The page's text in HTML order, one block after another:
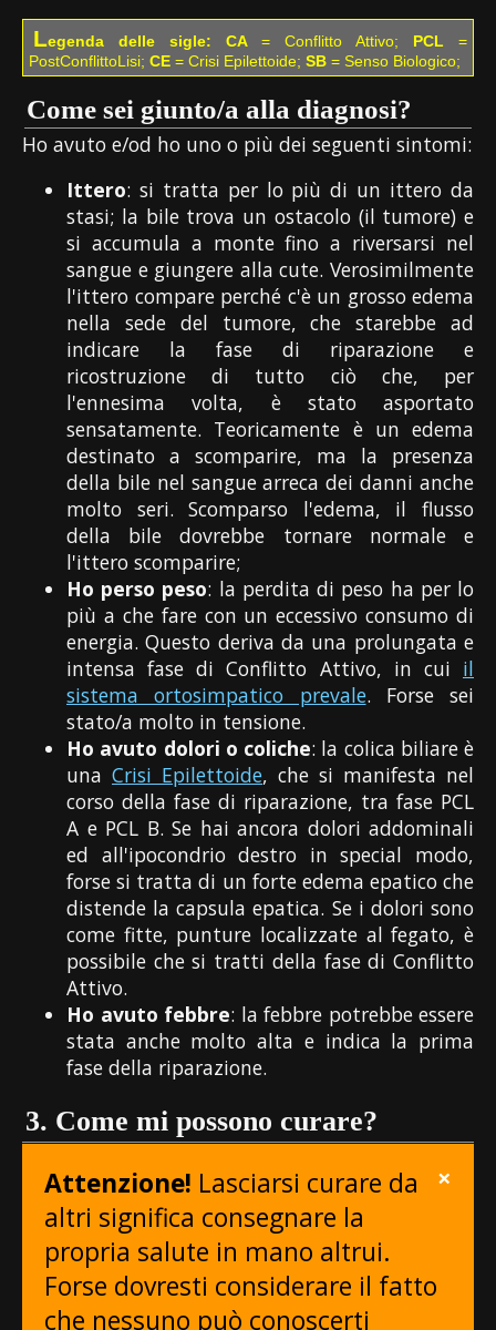
Legenda delle sigle: CA= Conflitto Attivo; PCL =
PostConflittoLisi; CE = Crisi Epilettoide; SB = Senso Biologico;
Come sei giunto/a alla diagnosi?
Ho avuto e/od ho uno o più dei seguenti sintomi:
Ittero: si tratta per lo più di un ittero da
stasi; la bile trova un ostacolo (il tumore) e
si accumula a monte fino a riversarsi nel
sangue e giungere alla cute. Verosimilmente
l'ittero compare perché c'è un grosso edema
nella sede del tumore, che starebbe ad
indicare la fase di riparazione e
ricostruzione di tutto ciò che, per
l'ennesima volta, è stato asportato
sensatamente. Teoricamente è un edema
destinato a scomparire, ma la presenza
della bile nel sangue arreca dei danni anche
molto seri. Scomparso l'edema, il flusso
della bile dovrebbe tornare normale e
l'ittero scomparire;
Ho perso peso: la perdita di peso ha per lo
più a che fare con un eccessivo consumo di
energia. Questo deriva da una prolungata e
intensa fase di Conflitto Attivo, in cui il
sistema ortosimpatico prevale. Forse sei
stato/a molto in tensione.
Ho avuto dolori o coliche: la colica biliare è
una Crisi Epilettoide, che si manifesta nel
corso della fase di riparazione, tra fase PCL
A e PCL B. Se hai ancora dolori addominali
ed all'ipocondrio destro in special modo,
forse si tratta di un forte edema epatico che
distende la capsula epatica. Se i dolori sono
come fitte, punture localizzate al fegato, è
possibile che si tratti della fase di Conflitto
Attivo.
Ho avuto febbre: la febbre potrebbe essere
stata anche molto alta e indica la prima
fase della riparazione.
3. Come mi possono curare?
×
Attenzione! Lasciarsi curare da
altri significa consegnare la
propria salute in mano altrui.
Forse dovresti considerare il fatto
che nessuno può conoscerti